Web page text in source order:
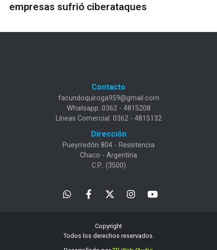
empresas sufrió ciberataques
Contacto
facundoquiroga959@gmail.com
Whatsapp: 0362 - 4815208
Líneas Comercial: 0362 - 4815132
Dirección
Pueyrredón 804 - Resistencia
Chaco - Argentina
C.P.: (3500)
Copyright
Todos los derechos reservados.